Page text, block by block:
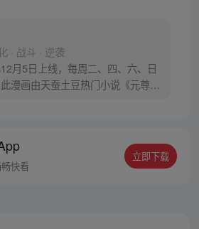
· 战斗 · 逆袭
月5日上线，每周二、四、六、日
漫画由天蚕土豆热门小说《元尊》
快看
立即下载